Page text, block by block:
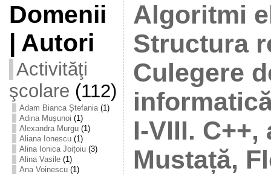
Domenii
| Autori
Activităţi
şcolare (112)
Adam Bianca Ștefania(1)
Adina Mușunoi (1)
Alexandra Murgu(1)
Aliana Ionescu(1)
Alina Ionica Joițoiu(3)
Alina Vasile(1)
Ana Voinescu(1)
Algoritmi
Structura
Culegere
I-VIII.
Mustață,